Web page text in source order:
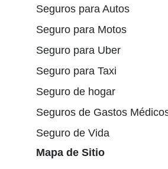
Seguros para Autos
Seguro para Motos
Seguro para Uber
Seguro para Taxi
Seguro de hogar
Seguros de Gastos
Seguro de Vida
Mapa de Sitio